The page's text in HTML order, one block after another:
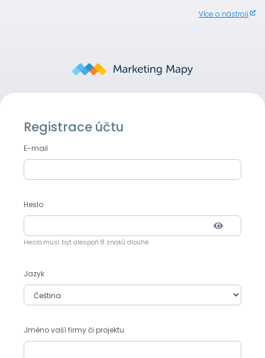
Více o nástroji
Registrace účtu
E-mail
Heslo
Heslo musí být alespoň 8 znaků dlouhé
Jazyk
Jméno vaší firmy či projektu